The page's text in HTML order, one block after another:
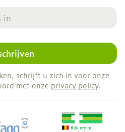
schrijft u zich in voor onze
met onze privacy policy.